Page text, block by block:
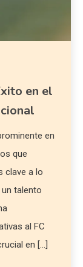
en el
en
que
clave a lo
talento
al FC
en […]